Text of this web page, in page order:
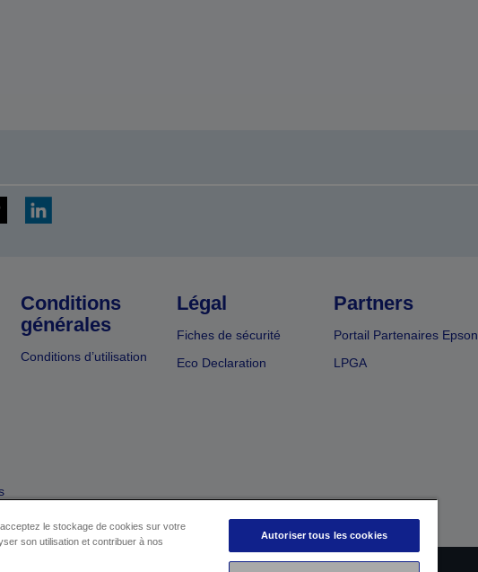
Conditions
générales
Conditions d’utilisation
Légal
Fiches de sécurité
Eco Declaration
Partners
Portail Partenaires Epson
LPGA
le stockage de cookies sur votre
son utilisation et contribuer à nos
Autoriser tous les cookies